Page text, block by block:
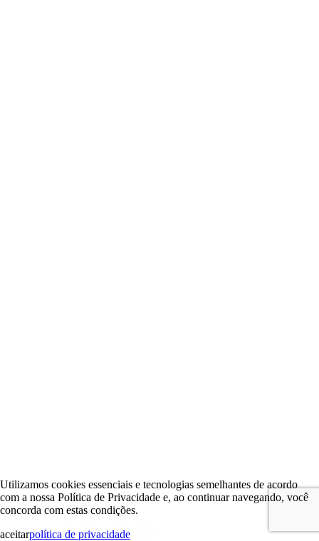
Utilizamos cookies essenciais e tecnologias semelhantes de acordo
com a nossa Política de Privacidade e, ao continuar navegando, você
concorda com estas condições.
aceitarpolítica de privacidade